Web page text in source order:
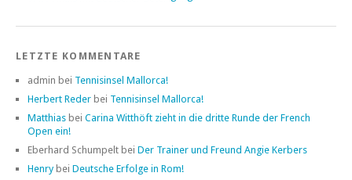
LETZTE KOMMENTARE
admin bei Tennisinsel Mallorca!
Herbert Reder bei Tennisinsel Mallorca!
Matthias bei Carina Witthöft zieht in die dritte Runde der French
Open ein!
Eberhard Schumpelt bei Der Trainer und Freund Angie Kerbers
Henry bei Deutsche Erfolge in Rom!